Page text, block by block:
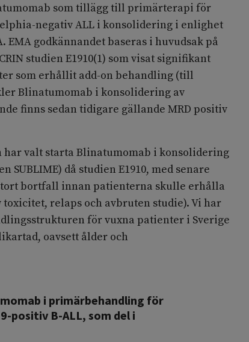
som tillägg till primärterapi för
negativ ALL i konsolidering i enlighet
EMA godkännandet baseras i huvudsak på
studien E1910(1) som visat signifikant
som erhållit add-on behandling (till
Blinatumomab i konsolidering av
finns sedan tidigare gällande MRD positiv
har valt starta Blinatumomab i konsolidering
då studien E1910, med senare
bortfall innan patienterna skulle erhålla
relaps och avbruten studie). Vi har
för vuxna patienter i Sverige
oavsett ålder och
i primärbehandling för
positiv B-ALL, som del i